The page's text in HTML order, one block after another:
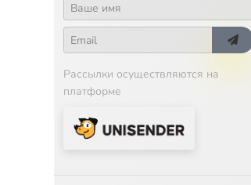
Рассылки осуществляются на
платформе